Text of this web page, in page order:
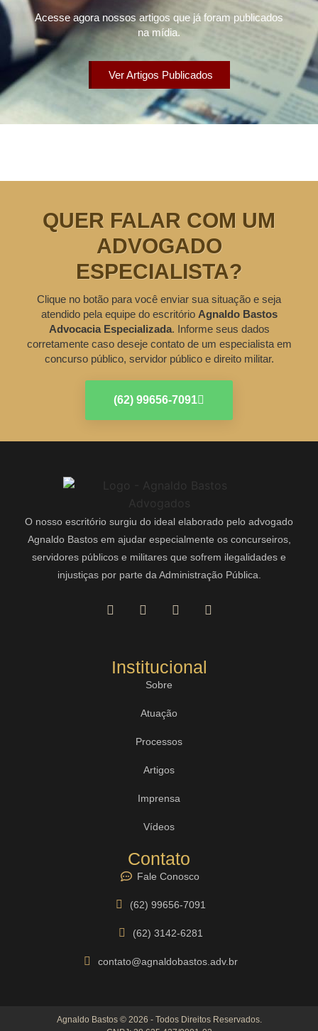
Acesse agora nossos artigos que já foram publicados
na mídia.
Ver Artigos Publicados
QUER FALAR COM UM
ADVOGADO
ESPECIALISTA?
Clique no botão para você enviar sua situação e seja
atendido pela equipe do escritório Agnaldo Bastos
Advocacia Especializada. Informe seus dados
corretamente caso deseje contato de um especialista em
concurso público, servidor público e direito militar.
(62) 99656-7091
O nosso escritório surgiu do ideal elaborado pelo advogado
Agnaldo Bastos em ajudar especialmente os concurseiros,
servidores públicos e militares que sofrem ilegalidades e
injustiças por parte da Administração Pública.
Institucional
Sobre
Atuação
Processos
Artigos
Imprensa
Vídeos
Contato
Fale Conosco
(62) 99656-7091
(62) 3142-6281
contato@agnaldobastos.adv.br
Agnaldo Bastos © 2026 - Todos Direitos Reservados.